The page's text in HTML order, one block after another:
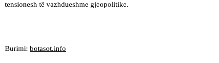
tensionesh të vazhdueshme gjeopolitike.
Burimi: botasot.info